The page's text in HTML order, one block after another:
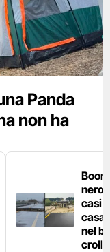
Panda
non ha
nero
casi
casa
nel